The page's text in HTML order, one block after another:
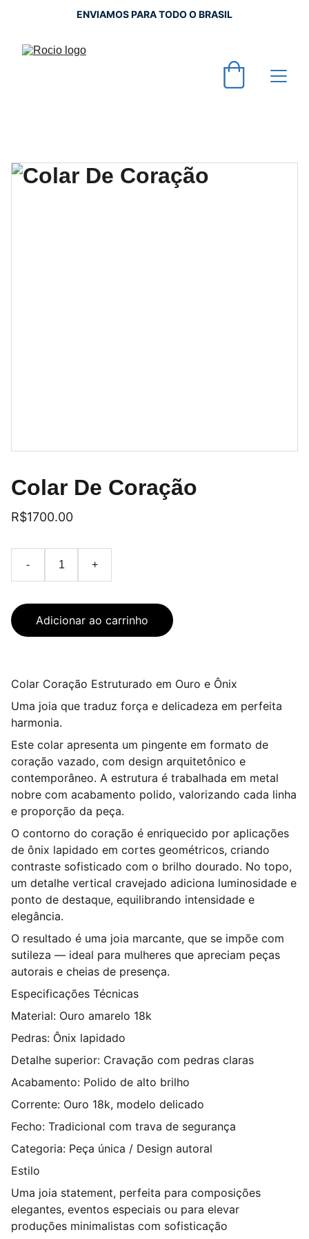
ENVIAMOS PARA TODO O BRASIL
Colar De Coração
R$1700.00
- +
Adicionar ao carrinho
Colar Coração Estruturado em Ouro e Ônix
Uma joia que traduz força e delicadeza em perfeita
harmonia.
Este colar apresenta um pingente em formato de
coração vazado, com design arquitetônico e
contemporâneo. A estrutura é trabalhada em metal
nobre com acabamento polido, valorizando cada linha
e proporção da peça.
O contorno do coração é enriquecido por aplicações
de ônix lapidado em cortes geométricos, criando
contraste sofisticado com o brilho dourado. No topo,
um detalhe vertical cravejado adiciona luminosidade e
ponto de destaque, equilibrando intensidade e
elegância.
O resultado é uma joia marcante, que se impõe com
sutileza — ideal para mulheres que apreciam peças
autorais e cheias de presença.
Especificações Técnicas
Material: Ouro amarelo 18k
Pedras: Ônix lapidado
Detalhe superior: Cravação com pedras claras
Acabamento: Polido de alto brilho
Corrente: Ouro 18k, modelo delicado
Fecho: Tradicional com trava de segurança
Categoria: Peça única / Design autoral
Estilo
Uma joia statement, perfeita para composições
elegantes, eventos especiais ou para elevar
produções minimalistas com sofisticação